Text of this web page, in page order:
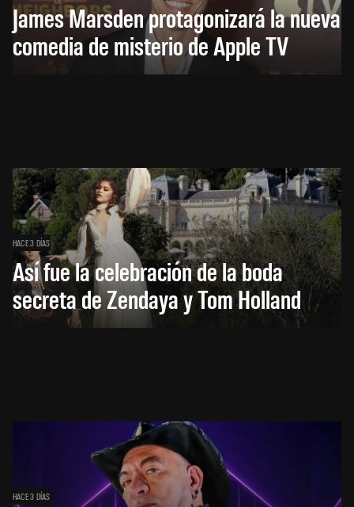
James Marsden protagonizará la nueva
comedia de misterio de Apple TV
HACE 3 DÍAS
Así fue la celebración de la boda
secreta de Zendaya y Tom Holland
HACE 3 DÍAS